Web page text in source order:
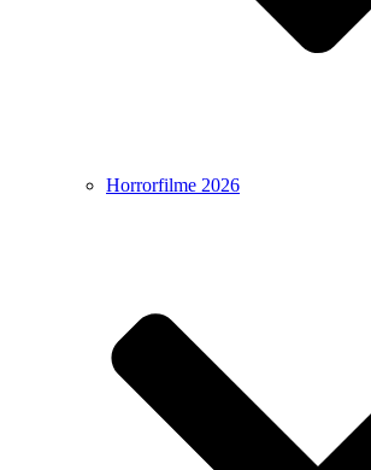
Horrorfilme 2026